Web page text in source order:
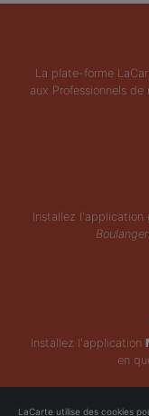
La plate-forme
aux Professionnels
Installez l'application
Installez l'application
en
LaCarte utilise des cookies